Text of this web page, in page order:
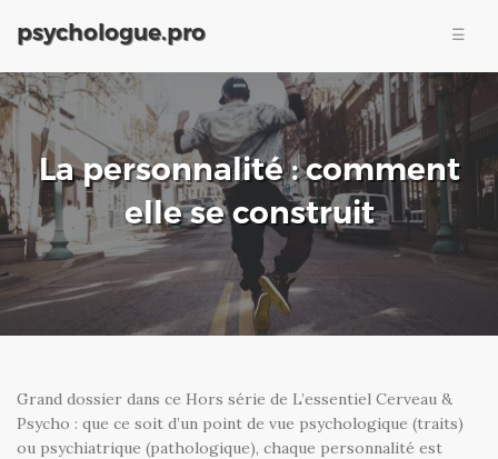
psychologue.pro
Compétences
Parcours
Expertises et tarifs
Plan d'accès
Blog
Prendre rendez-vous
☰
La personnalité : comment
elle se construit
Grand dossier dans ce Hors série de L’essentiel Cerveau &
Psycho : que ce soit d’un point de vue psychologique (traits)
ou psychiatrique (pathologique), chaque personnalité est